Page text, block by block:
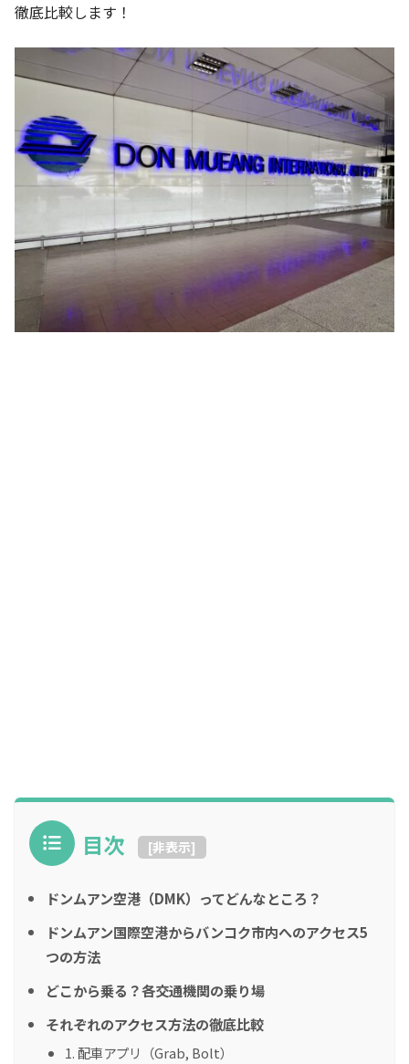
徹底比較します！
目次 [非表示]
ドンムアン空港（DMK）ってどんなところ？
ドンムアン国際空港からバンコク市内へのアクセス5
つの方法
どこから乗る？各交通機関の乗り場
それぞれのアクセス方法の徹底比較
1. 配車アプリ（Grab, Bolt）